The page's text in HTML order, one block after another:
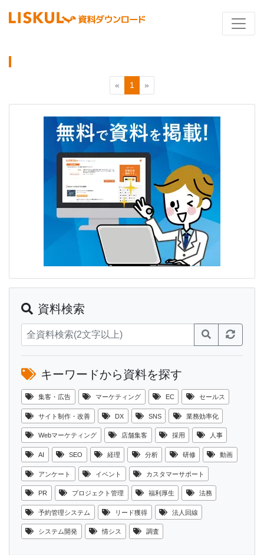
« 1 »
資料検索
キーワードから資料を探す
集客・広告 マーケティング EC セールス
サイト制作・改善 DX SNS 業務効率化
Webマーケティング 店舗集客 採用 人事
AI SEO 経理 分析 研修 動画
アンケート イベント カスタマーサポート
PR プロジェクト管理 福利厚生 法務
予約管理システム リード獲得 法人回線
システム開発 情シス 調査